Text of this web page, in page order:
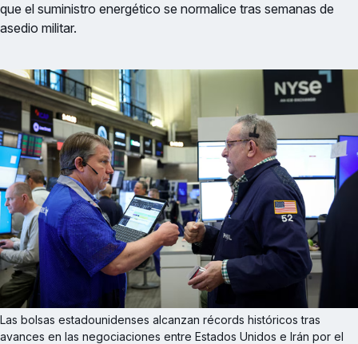
que el suministro energético se normalice tras semanas de
asedio militar.
Las bolsas estadounidenses alcanzan récords históricos tras
avances en las negociaciones entre Estados Unidos e Irán por el